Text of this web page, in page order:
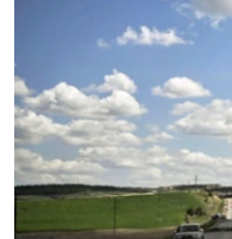
FOTOQALEREYA
İNFOQRAFIKA
KARIKATURA
RADIO ARXIV
OXU ZALI
AZƏRBAYCAN ƏDƏBIYYATI
İSLAM VƏ DEMOKRATIYA
İZ - MƏDƏNIYYƏT
HAQQIMIZDA
MISSIYAMIZ
PEŞƏ ETIKASI VƏ
MATERIALLARIMIZDAN
BIZI IZLƏ